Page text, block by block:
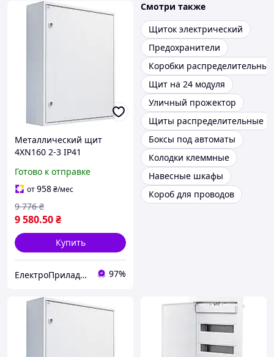
Металлический щит
4XN160 2-3 IP41
наружный 1101400
Готово к отправке
от958₴/мес
9 580.50₴
9 776 ₴
Купить
ЕлектроПриладТехСервіс 97%
Смотри также
Щиток электрический
Предохранители
Коробки распределительные
Щит на 24 модуля
Уличный прожектор
Щиты распределительные
Боксы под автоматы
Колодки клеммные
Навесные шкафы
Короб для проводов